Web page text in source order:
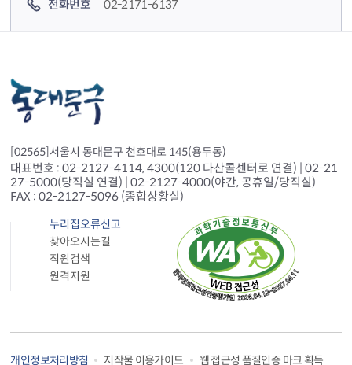
전화번호
02-2171-6137
[02565]서울시 동대문구 천호대로 145(용두동)
대표번호 : 02-2127-4114, 4300(120 다산콜센터로 연결) | 02-21
27-5000(당직실 연결) | 02-2127-4000(야간, 공휴일/당직실)
FAX : 02-2127-5096 (종합상황실)
누리집오류신고
찾아오시는길
직원검색
원격지원
개인정보처리방침 저작물 이용가이드 웹 접근성 품질인증 마크 획득